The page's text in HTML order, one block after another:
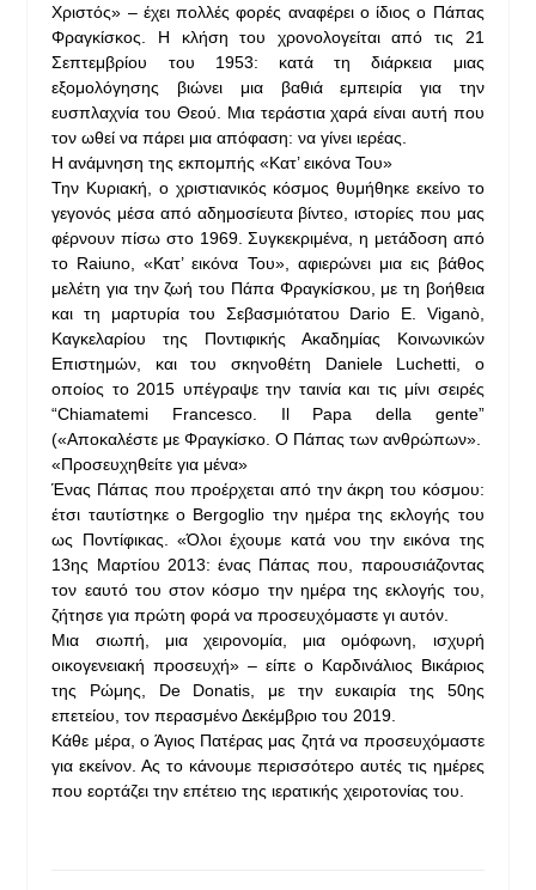
Χριστός» – έχει πολλές φορές αναφέρει ο ίδιος ο Πάπας
Φραγκίσκος. Η κλήση του χρονολογείται από τις 21
Σεπτεμβρίου του 1953: κατά τη διάρκεια μιας
εξομολόγησης βιώνει μια βαθιά εμπειρία για την
ευσπλαχνία του Θεού. Μια τεράστια χαρά είναι αυτή που
τον ωθεί να πάρει μια απόφαση: να γίνει ιερέας.
Η ανάμνηση της εκπομπής «Κατ’ εικόνα Του»
Την Κυριακή, ο χριστιανικός κόσμος θυμήθηκε εκείνο το
γεγονός μέσα από αδημοσίευτα βίντεο, ιστορίες που μας
φέρνουν πίσω στο 1969. Συγκεκριμένα, η μετάδοση από
το Raiuno, «Κατ’ εικόνα Του», αφιερώνει μια εις βάθος
μελέτη για την ζωή του Πάπα Φραγκίσκου, με τη βοήθεια
και τη μαρτυρία του Σεβασμιότατου Dario E. Viganò,
Καγκελαρίου της Ποντιφικής Ακαδημίας Κοινωνικών
Επιστημών, και του σκηνοθέτη Daniele Luchetti, ο
οποίος το 2015 υπέγραψε την ταινία και τις μίνι σειρές
“Chiamatemi Francesco. Il Papa della gente”
(«Αποκαλέστε με Φραγκίσκο. Ο Πάπας των ανθρώπων».
«Προσευχηθείτε για μένα»
Ένας Πάπας που προέρχεται από την άκρη του κόσμου:
έτσι ταυτίστηκε ο Bergoglio την ημέρα της εκλογής του
ως Ποντίφικας. «Όλοι έχουμε κατά νου την εικόνα της
13ης Μαρτίου 2013: ένας Πάπας που, παρουσιάζοντας
τον εαυτό του στον κόσμο την ημέρα της εκλογής του,
ζήτησε για πρώτη φορά να προσευχόμαστε γι αυτόν.
Μια σιωπή, μια χειρονομία, μια ομόφωνη, ισχυρή
οικογενειακή προσευχή» – είπε ο Καρδινάλιος Βικάριος
της Ρώμης, De Donatis, με την ευκαιρία της 50ης
επετείου, τον περασμένο Δεκέμβριο του 2019.
Κάθε μέρα, ο Άγιος Πατέρας μας ζητά να προσευχόμαστε
για εκείνον. Ας το κάνουμε περισσότερο αυτές τις ημέρες
που εορτάζει την επέτειο της ιερατικής χειροτονίας του.